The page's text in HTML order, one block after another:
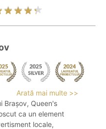
Arată mai multe >>
Brașov, Queen's
ca un element
locale,